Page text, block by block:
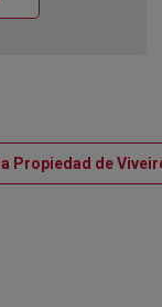
Propiedad de